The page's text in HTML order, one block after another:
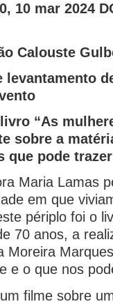
10 mar 2024
Calouste
levantamento
“As
sobre a
pode
Maria Lamas
em que
périplo foi o
70 anos, a
Moreira
e o que nos
filme sobre